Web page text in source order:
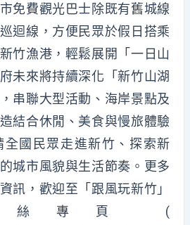
免費觀光巴士除既有舊城線
迴線，方便民眾於假日搭乘
竹漁港，輕鬆展開「一日山
未來將持續深化「新竹山湖
串聯大型活動、海岸景點及
結合休閒、美食與慢旅體驗
全國民眾走進新竹、探索新
城市風貌與生活節奏。更多
訊，歡迎至「跟風玩新竹」
粉絲專頁 (